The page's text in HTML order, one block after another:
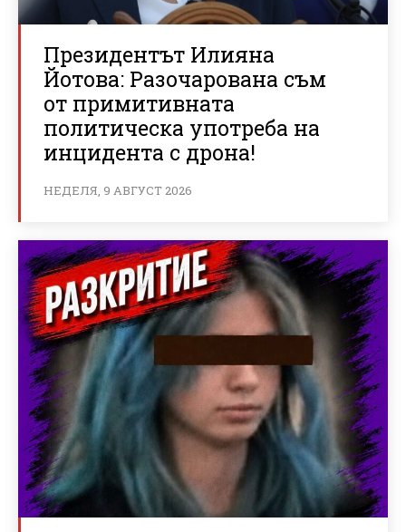
Президентът Илияна
Йотова: Разочарована съм
от примитивната
политическа употреба на
инцидента с дрона!
НЕДЕЛЯ, 9 АВГУСТ 2026